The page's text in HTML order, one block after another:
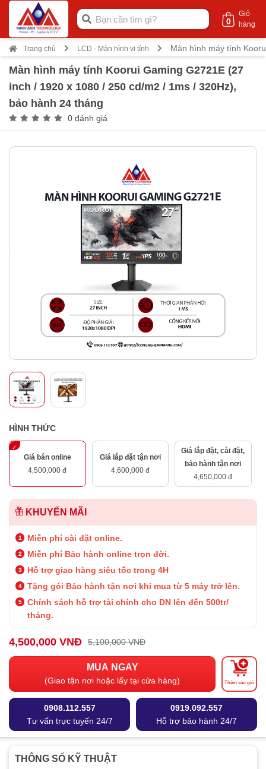
Giỏ
hàng
0
Trang chủ LCD - Màn hình vi tính Màn hình máy tính
Màn hình máy tính Koorui Gaming G2721E (27
inch / 1920 x 1080 / 250 cd/m2 / 1ms / 320Hz),
bảo hành 24 tháng
0 đánh giá
HÌNH THỨC
Giá bán online
4,500,000 đ
Giá lắp đặt tận nơi
4,600,000 đ
Giá lắp đặt, cài đặt,
bảo hành tận nơi
4,650,000 đ
KHUYẾN MÃI
Miễn phí cài đặt online.
Miễn phí Bảo hành online trọn đời.
Hỗ trợ giao hàng siêu tốc trong 4H
Tặng gói Bảo hành tận nơi khi mua từ 5 máy trở lên.
Chính sách hỗ trợ tài chính cho DN lên đến 500tr/
tháng.
4,500,000 VNĐ 5,100,000 VNĐ
MUA NGAY
(Giao tận nơi hoặc lấy tại cửa hàng) Thêm vào giỏ
0908.112.557
Tư vấn trực tuyến 24/7
0919.092.557
Hỗ trợ bảo hành 24/7
THÔNG SỐ KỸ THUẬT